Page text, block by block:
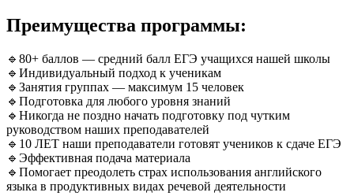
Преимущества программы:
🔹80+ баллов — средний балл ЕГЭ учащихся нашей школы
🔹Индивидуальный подход к ученикам
🔹Занятия группах — максимум 15 человек
🔹Подготовка для любого уровня знаний
🔹Никогда не поздно начать подготовку под чутким
руководством наших преподавателей
🔹10 ЛЕТ наши преподаватели готовят учеников к сдаче ЕГЭ
🔹Эффективная подача материала
🔹Помогает преодолеть страх использования английского
языка в продуктивных видах речевой деятельности